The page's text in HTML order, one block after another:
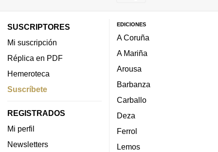
SUSCRIPTORES
Mi suscripción
Réplica en PDF
Hemeroteca
Suscríbete
REGISTRADOS
Mi perfil
Newsletters
EDICIONES
A Coruña
A Mariña
Arousa
Barbanza
Carballo
Deza
Ferrol
Lemos